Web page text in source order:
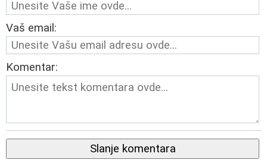
Vaš email:
Komentar:
Slanje komentara